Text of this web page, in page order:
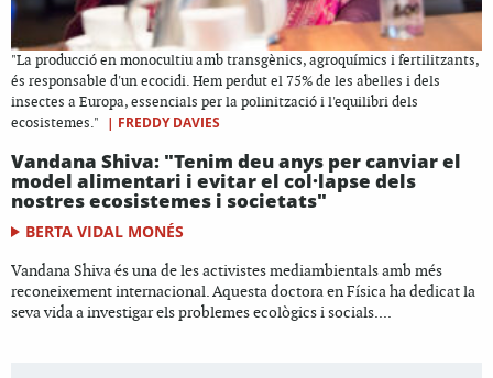
"La producció en monocultiu amb transgènics, agroquímics i fertilitzants,
és responsable d'un ecocidi. Hem perdut el 75% de les abelles i dels
insectes a Europa, essencials per la polinització i l'equilibri dels
ecosistemes."
| FREDDY DAVIES
Vandana Shiva: "Tenim deu anys per canviar el
model alimentari i evitar el col·lapse dels
nostres ecosistemes i societats"
BERTA VIDAL MONÉS
Vandana Shiva és una de les activistes mediambientals amb més
reconeixement internacional. Aquesta doctora en Física ha dedicat la
seva vida a investigar els problemes ecològics i socials....